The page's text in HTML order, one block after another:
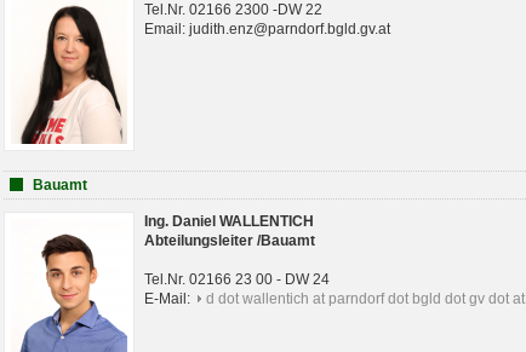
Tel.Nr. 02166 2300 -DW 22
Email: judith.enz@parndorf.bgld.gv.at
Bauamt
Ing. Daniel WALLENTICH
Abteilungsleiter /Bauamt
Tel.Nr. 02166 23 00 - DW 24
E-Mail:
d dot wallentich at parndorf dot bgld dot gv dot at